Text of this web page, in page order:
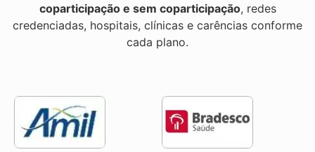
coparticipação e sem coparticipação, redes
credenciadas, hospitais, clínicas e carências conforme
cada plano.